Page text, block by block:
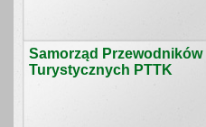
Samorząd Przewodników
Turystycznych PTTK